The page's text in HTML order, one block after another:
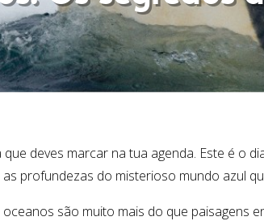
deves marcar natua agenda. Este é o
profundezas do misterioso mundo azul
são muito mais do que paisagens